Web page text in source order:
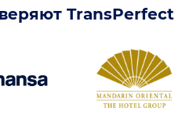
TransPerfect